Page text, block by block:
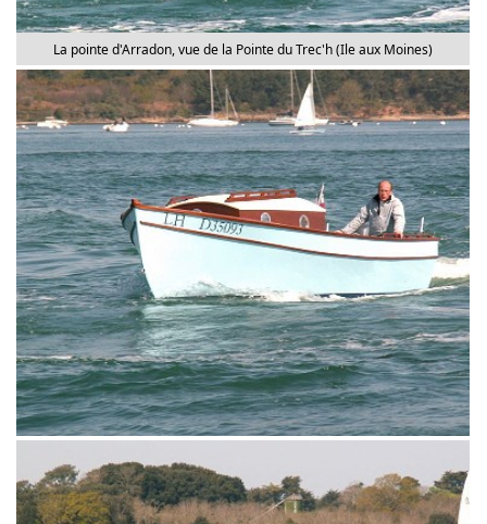
La pointe d'Arradon, vue de la Pointe du Trec'h (Ile aux Moines)